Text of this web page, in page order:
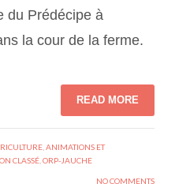
du Prédécipe à
la cour de la ferme.
READ MORE
ANIMATIONS ET
CLASSÉ ORP-JAUCHE
NO COMMENTS